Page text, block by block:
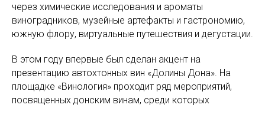
через химические исследования и ароматы
виноградников, музейные артефакты и гастрономию,
южную флору, виртуальные путешествия и дегустации.
В этом году впервые был сделан акцент на
презентацию автохтонных вин «Долины Дона». На
площадке «Винология» проходит ряд мероприятий,
посвященных донским винам, среди которых